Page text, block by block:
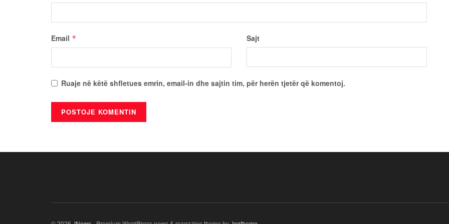
Email * Sajt
Ruaje në këtë shfletues emrin, email-in dhe sajtin tim, për herën tjetër që komentoj.